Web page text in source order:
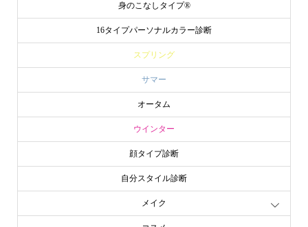
身のこなしタイプ®
16タイプパーソナルカラー診断
スプリング
サマー
オータム
ウインター
顔タイプ診断
自分スタイル診断
メイク